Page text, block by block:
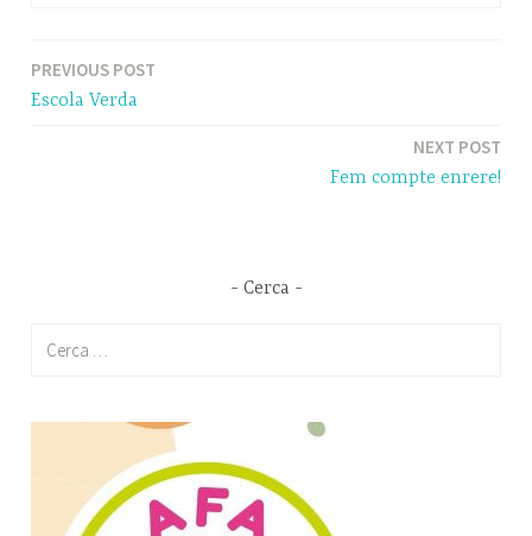
Navegació
PREVIOUS POST
Escola Verda
NEXT POST
Fem compte enrere!
Cerca